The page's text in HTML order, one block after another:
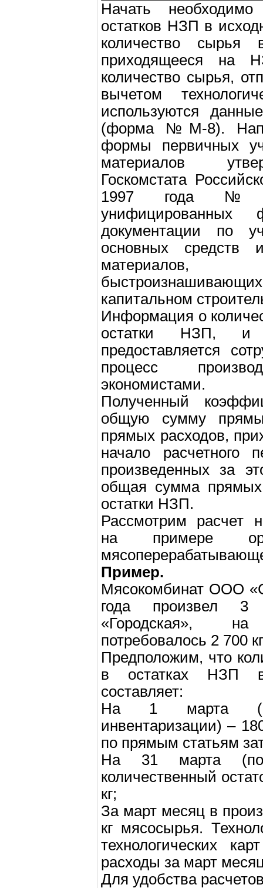
Начать
остатков НЗП в
количество сырья
приходящееся на
количество сырья,
вычетом
используются
(форма №М-8).
формы первичных
материалов
Госкомстата
1997 года
унифицированных
документации по
основных средств
капитальном
Информация о
остатки НЗП, и
предоставляется
процесс
экономистами.
Полученный
общую сумму
прямых расходов,
начало расчетного
произведенных за
общая сумма прямых
остатки НЗП.
Рассмотрим расчет
на примере
Пример.
Мясокомбинат ООО
года произвел 3
«Городская», на
потребовалось 2 700
Предположим, что
в остатках НЗП в
составляет:
На 1 марта
инвентаризации) –
по прямым статьям
На 31 марта (по
количественный
кг;
За март месяц в
кг мясосырья.
технологических
расходы за март
Для удобства